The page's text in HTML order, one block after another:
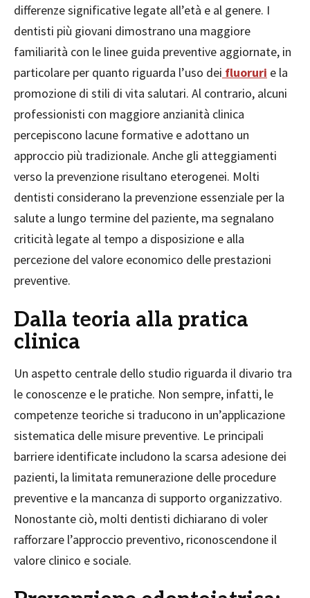
differenze significative legate all’età e al genere. I
dentisti più giovani dimostrano una maggiore
familiarità con le linee guida preventive aggiornate, in
particolare per quanto riguarda l’uso dei fluoruri e la
promozione di stili di vita salutari. Al contrario, alcuni
professionisti con maggiore anzianità clinica
percepiscono lacune formative e adottano un
approccio più tradizionale. Anche gli atteggiamenti
verso la prevenzione risultano eterogenei. Molti
dentisti considerano la prevenzione essenziale per la
salute a lungo termine del paziente, ma segnalano
criticità legate al tempo a disposizione e alla
percezione del valore economico delle prestazioni
preventive.
Dalla teoria alla pratica
clinica
Un aspetto centrale dello studio riguarda il divario tra
le conoscenze e le pratiche. Non sempre, infatti, le
competenze teoriche si traducono in un’applicazione
sistematica delle misure preventive. Le principali
barriere identificate includono la scarsa adesione dei
pazienti, la limitata remunerazione delle procedure
preventive e la mancanza di supporto organizzativo.
Nonostante ciò, molti dentisti dichiarano di voler
rafforzare l’approccio preventivo, riconoscendone il
valore clinico e sociale.